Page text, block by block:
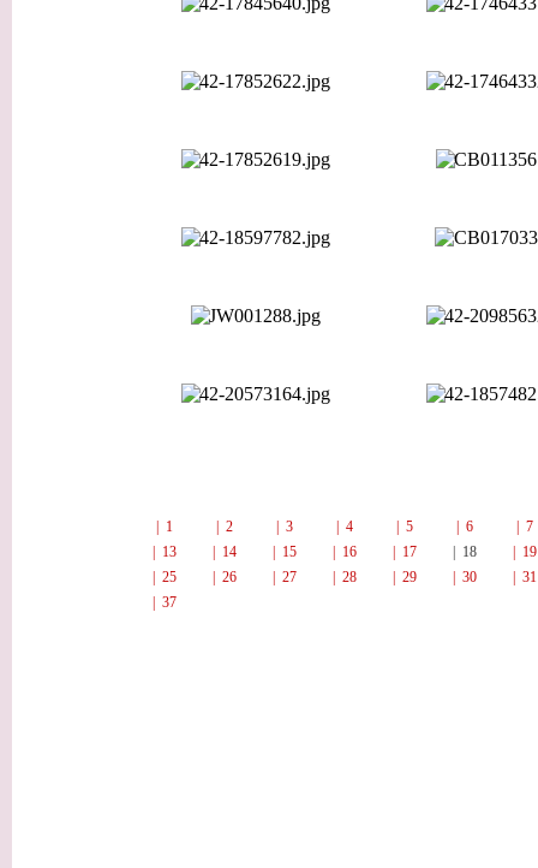
| 1 | 2 | 3 | 4 | 5 | 6
|
| 13
| 14 | 15 | 16 | 17 | 18
|
| 25
| 26 | 27 | 28 | 29 | 30
|
| 37